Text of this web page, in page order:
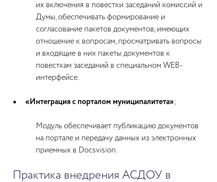
их включения в повестки заседаний комиссий и
Думы, обеспечивать формирование и
согласование пакетов документов, имеющих
отношение к вопросам, просматривать вопросы
и входящие в них пакеты документов к
повесткам заседаний в специальном WEB-
интерфейсе.
«Интеграция с порталом муниципалитета»;
Модуль обеспечивает публикацию документов
на портале и передачу данных из электронных
приемных в Docsvision.
Практика внедрения АСДОУ в